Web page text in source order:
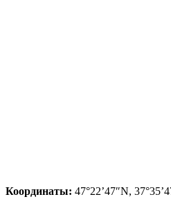
Координаты: 47°22’47″N,